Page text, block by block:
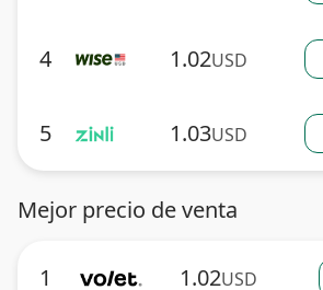
4 1.02USD
5 1.03USD
Mejor precio de venta
1 1.02USD